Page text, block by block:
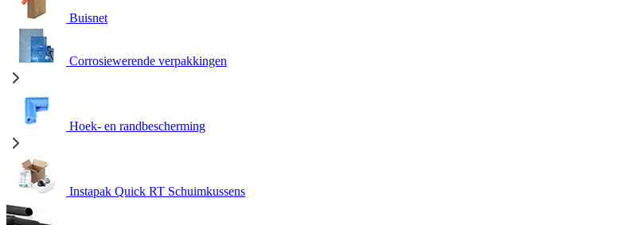
Buisnet
Corrosiewerende verpakkingen
Hoek- en randbescherming
Instapak Quick RT Schuimkussens